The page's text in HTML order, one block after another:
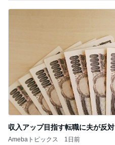
収入アップ目指す転職に夫が反対
Amebaトピックス 1日前